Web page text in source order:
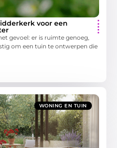
voor een
gevoel: er is ruimte genoeg,
om een tuin te ontwerpen die
WONING EN TUIN